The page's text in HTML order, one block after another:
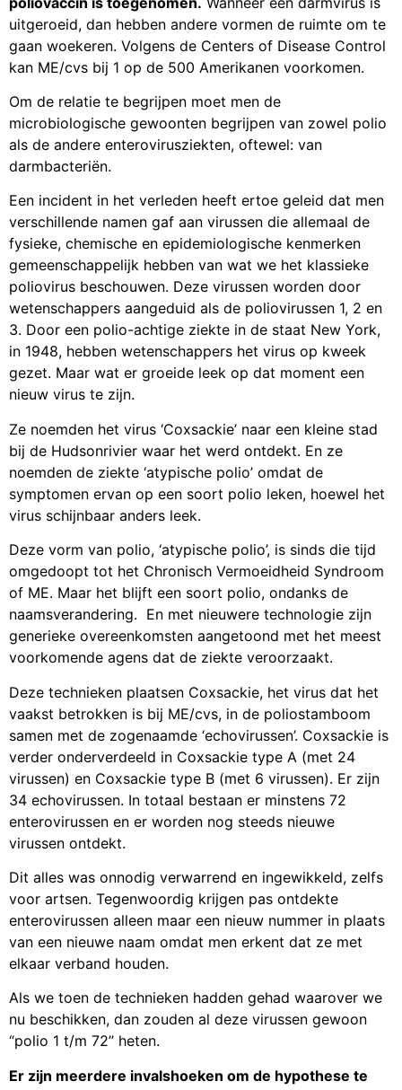
uitgeroeid, dan hebben andere vormen de ruimte om te
gaan woekeren. Volgens de Centers of Disease Control
kan ME/cvs bij 1 op de 500 Amerikanen voorkomen.
microbiologische gewoonten begrijpen van zowel polio
als de andere enterovirusziekten, oftewel: van
darmbacteriën.
verschillende namen gaf aan virussen die allemaal de
fysieke, chemische en epidemiologische kenmerken
gemeenschappelijk hebben van wat we het klassieke
poliovirus beschouwen. Deze virussen worden door
wetenschappers aangeduid als de poliovirussen 1, 2 en
3. Door een polio-achtige ziekte in de staat New York,
in 1948, hebben wetenschappers het virus op kweek
gezet. Maar wat er groeide leek op dat moment een
nieuw virus te zijn.
bij de Hudsonrivier waar het werd ontdekt. En ze
noemden de ziekte ‘atypische polio’ omdat de
symptomen ervan op een soort polio leken, hoewel het
virus schijnbaar anders leek.
omgedoopt tot het Chronisch Vermoeidheid Syndroom
of ME. Maar het blijft een soort polio, ondanks de
naamsverandering. En met nieuwere technologie zijn
generieke overeenkomsten aangetoond met het meest
voorkomende agens dat de ziekte veroorzaakt.
vaakst betrokken is bij ME/cvs, in de poliostamboom
samen met de zogenaamde ‘echovirussen’. Coxsackie is
verder onderverdeeld in Coxsackie type A (met 24
virussen) en Coxsackie type B (met 6 virussen). Er zijn
34 echovirussen. In totaal bestaan er minstens 72
enterovirussen en er worden nog steeds nieuwe
virussen ontdekt.
voor artsen. Tegenwoordig krijgen pas ontdekte
enterovirussen alleen maar een nieuw nummer in plaats
van een nieuwe naam omdat men erkent dat ze met
elkaar verband houden.
nu beschikken, dan zouden al deze virussen gewoon
“polio 1 t/m 72” heten.
onderzoeken dat ME/cvs een vorm van polio is.Eén